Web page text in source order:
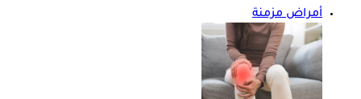
أمراض مزمنة